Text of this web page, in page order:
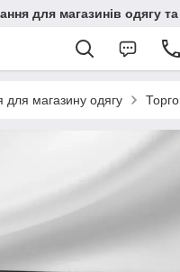
для магазинів одягу та
магазину одягу